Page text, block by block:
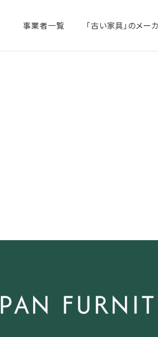
事業者一覧 「古い家具」のメ